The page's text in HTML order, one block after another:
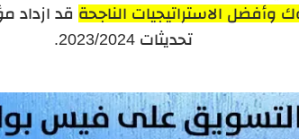
الاستراتيجيات الناجحة قد ازداد
تحديثات 2023/2024.